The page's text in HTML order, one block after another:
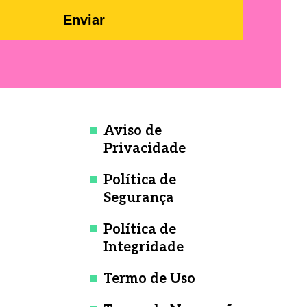
Enviar
Aviso de
Privacidade
Política de
Segurança
Política de
Integridade
Termo de Uso